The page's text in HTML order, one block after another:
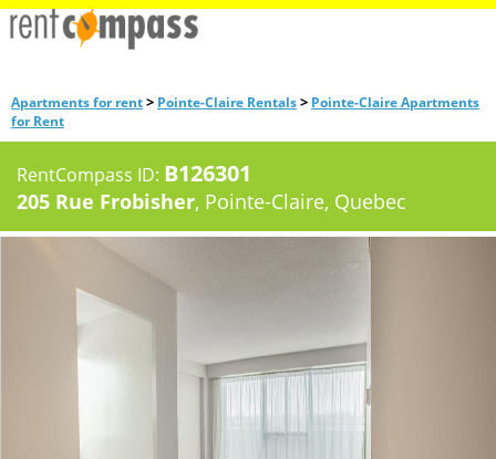
Apartments for rent> Pointe-Claire Rentals> Pointe-Claire Apartments
for Rent
RentCompass ID: B126301
205 Rue Frobisher, Pointe-Claire, Quebec